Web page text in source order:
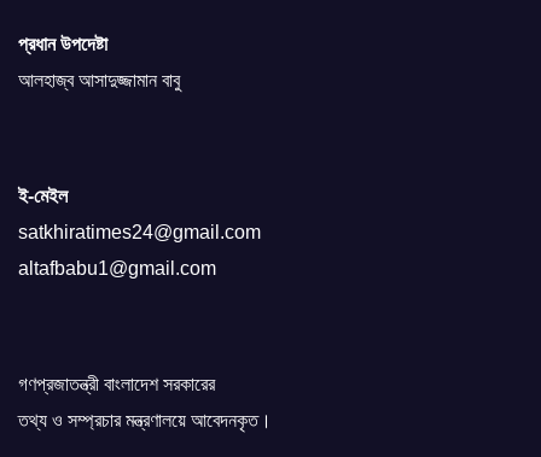
প্রধান উপদেষ্টা
আলহাজ্ব আসাদুজ্জামান বাবু
ই-মেইল
satkhiratimes24@gmail.com
altafbabu1@gmail.com
গণপ্রজাতন্ত্রী বাংলাদেশ সরকারের
তথ্য ও সম্প্রচার মন্ত্রণালয়ে আবেদনকৃত।